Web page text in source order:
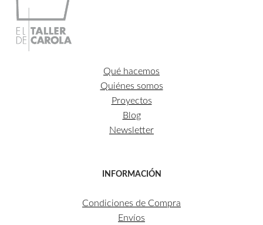
Qué hacemos
Quiénes somos
Proyectos
Blog
Newsletter
INFORMACIÓN
Condiciones de Compra
Envíos